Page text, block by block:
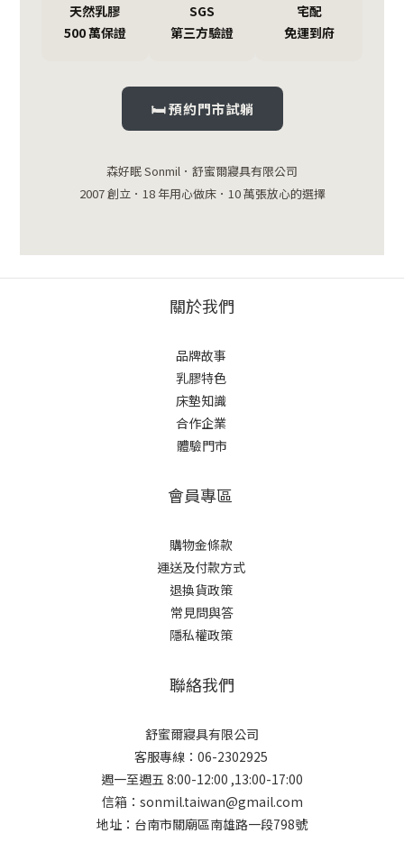
天然乳膠
500 萬保證
SGS
第三方驗證
宅配
免運到府
🛏 預約門市試躺
森好眠 Sonmil．舒蜜爾寢具有限公司
2007 創立．18 年用心做床．10 萬張放心的選擇
關於我們
品牌故事
乳膠特色
床墊知識
合作企業
體驗門市
會員專區
購物金條款
運送及付款方式
退換貨政策
常見問與答
隱私權政策
聯絡我們
舒蜜爾寢具有限公司
客服專線：06-2302925
週一至週五 8:00-12:00 ,13:00-17:00
信箱：sonmil.taiwan@gmail.com
地址：台南市關廟區南雄路一段798號